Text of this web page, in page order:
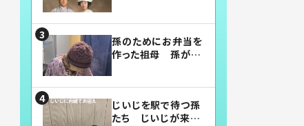
孫のためにお弁当を
作った祖母 孫が絶
じいじを駅で待つ孫
たち じいじが来た